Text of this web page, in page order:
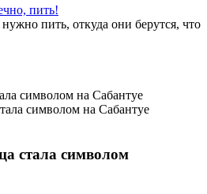
пить, откуда они берутся, что
символом на Сабантуе
стала символом